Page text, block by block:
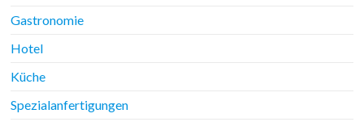
Gastronomie
Hotel
Küche
Spezialanfertigungen